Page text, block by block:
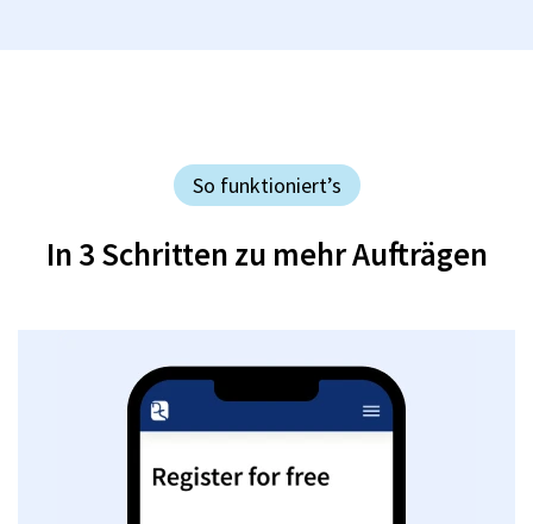
So funktioniert’s
In 3 Schritten zu mehr Aufträgen